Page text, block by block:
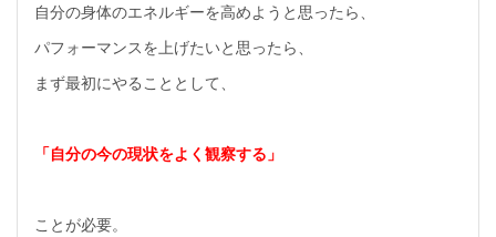
自分の身体のエネルギーを高めようと思ったら、
パフォーマンスを上げたいと思ったら、
まず最初にやることとして、
「自分の今の現状をよく観察する」
ことが必要。